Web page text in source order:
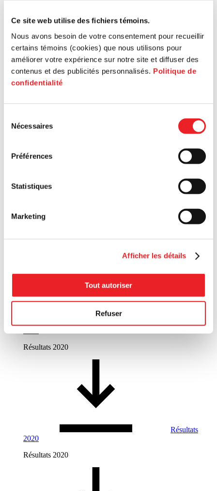
Ce site web utilise des fichiers témoins.
Nous avons besoin de votre consentement pour recueillir
certains témoins (cookies) que nous utilisons pour
améliorer votre expérience sur notre site et diffuser des
contenus et des publicités personnalisés. Politique de
confidentialité
Nécessaires
Préférences
Statistiques
Marketing
Afficher les détails
Tout autoriser
Refuser
Résultats 2023
Résultats
Résultats 2022
Résultats
Résultats 2021
Résultats 2020
Résultats
2020
Résultats 2020